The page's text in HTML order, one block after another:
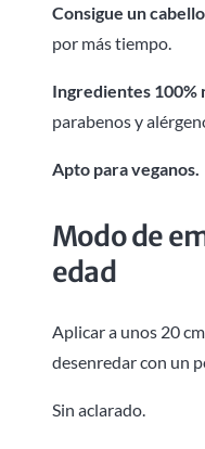
Consigue un
por más tiempo.
Ingredientes 100%
parabenos y
Apto para veganos.
Modo de
edad
Aplicar a unos 20
desenredar con un
Sin aclarado.